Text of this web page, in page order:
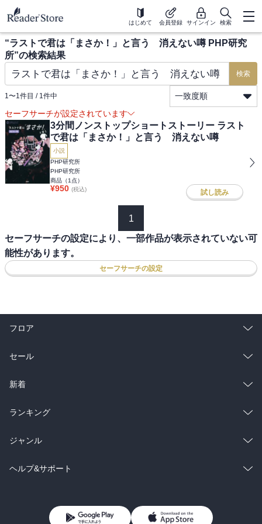
はじめて 会員登録 サインイン 検索
“ラストで君は「まさか！」と言う 消えない噂 PHP研究
所”の検索結果
検索
1〜1件目 / 1件中
一致度順
セーフサーチが設定されています
3分間ノンストップショートストーリー ラスト
で君は「まさか！」と言う 消えない噂
小説
PHP研究所
PHP研究所
商品（1 点）
¥950 (税込) 試し読み
1
セーフサーチの設定により、一部作品が表示されていない可
能性があります。
セーフサーチの設定
フロア
総合
ラノベ
雑誌・グラビア
BL・TL
セール
総合
ラノベ
雑誌・グラビア
BL・TL
新着
総合
ラノベ
雑誌・グラビア
ランキング
総合
ラノベ
ジャンル
コミック
ライトノベル 男子向けラノベ
ヘルプ&サポート